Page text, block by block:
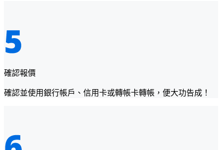
確認報價
確認並使用銀行帳戶、信用卡或轉帳卡轉帳，便大功告成！